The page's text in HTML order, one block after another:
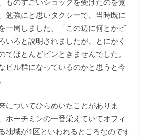
勉強にと思いタクシーで、当時既に
一周しました。「この辺に何とかビ
いろと説明されましたが、とにかく
でほとんどピンときませんでした。
ビル群になっているのかと思うと今
についてひらめいたことがありま
ホーチミンの一番栄えていてオフィ
地域が1区といわれるところなのです